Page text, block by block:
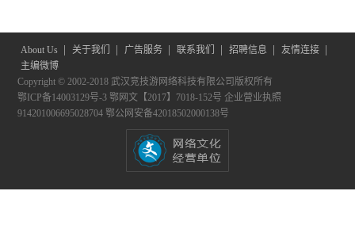
About Us 关于我们 广告服务 联系我们 招聘信息 友情连接
主编微博
Copyright © 2002-2018 武汉竞技游网络科技有限公司版权所有
鄂ICP备14003129号-3 鄂网文【2017】7018-152号 企业营业执照
914201006695028704 鄂公网安备42018502000138号